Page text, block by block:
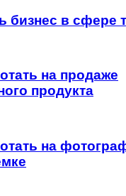
бизнес в сфере
на продаже
продукта
на